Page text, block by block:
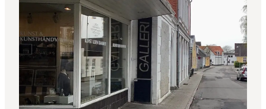
Inspiration
Destinationer
Oplevelser
Overnatning
Planlæg ferien